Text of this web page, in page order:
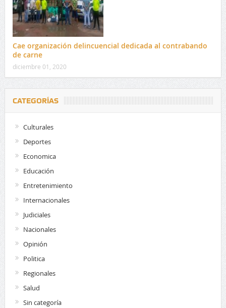
Cae organización delincuencial dedicada al contrabando
de carne
diciembre 01, 2020
CATEGORÍAS
Culturales
Deportes
Economica
Educación
Entretenimiento
Internacionales
Judiciales
Nacionales
Opinión
Politica
Regionales
Salud
Sin categoría